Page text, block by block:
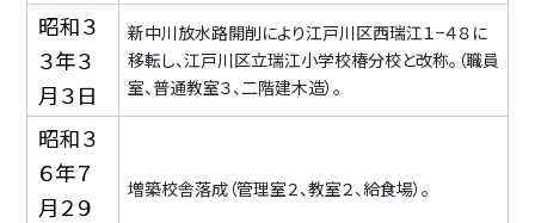
昭和３
３年３
月３日
新中川放水路開削により江戸川区西瑞江１−４８に
移転し、江戸川区立瑞江小学校椿分校と改称。（職員
室、普通教室３、二階建木造）。
昭和３
６年７
月２９
増築校舎落成（管理室２、教室２、給食場）。